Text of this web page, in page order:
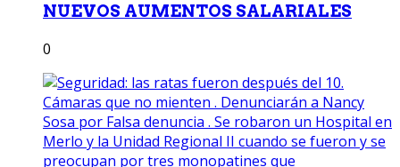
NUEVOS AUMENTOS SALARIALES
0